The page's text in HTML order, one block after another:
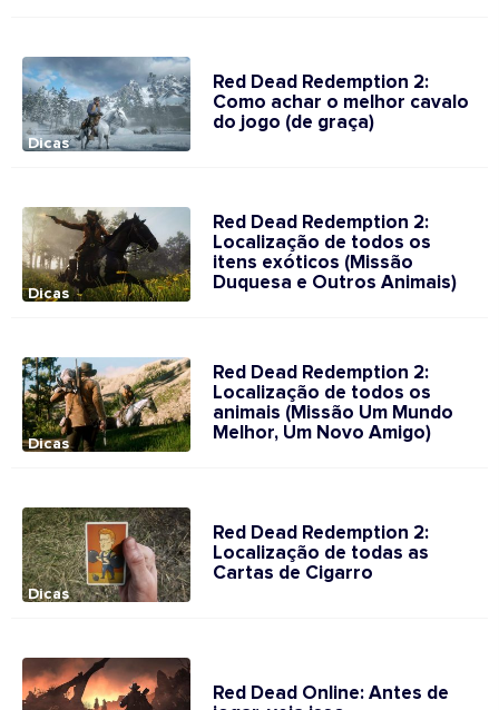
Dicas
Red Dead Redemption 2:
Como achar o melhor cavalo
do jogo (de graça)
Dicas
Red Dead Redemption 2:
Localização de todos os
itens exóticos (Missão
Duquesa e Outros Animais)
Dicas
Red Dead Redemption 2:
Localização de todos os
animais (Missão Um Mundo
Melhor, Um Novo Amigo)
Dicas
Red Dead Redemption 2:
Localização de todas as
Cartas de Cigarro
Red Dead Online: Antes de